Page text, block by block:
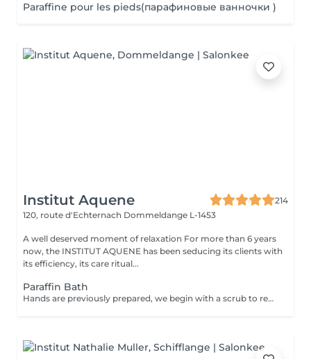
Paraffine pour les pieds(парафиновые ванночки )
Institut Aquene
214
120, route d'Echternach Dommeldange L-1453
A well deserved moment of relaxation For more than 6 years
now, the INSTITUT AQUENE has been seducing its clients with
its efficiency, its care ritual...
Paraffin Bath
Hands are previously prepared, we begin with a scrub to remove dead skin, followed by a thick cream. With the heat of the paraffi,, the blood circulation is activated and allows you to enter the active cream deep principles, reducing dryness and rough skin and thus providing greater softness and hydration to the skin and more mobility of joints.